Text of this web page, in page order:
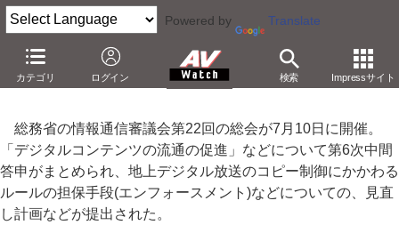
Powered by Translate
カテゴリ ログイン 検索 Impressサイト
地デジコピー制御の新方式含む第6次中間答申を提出
－年内に技術仕様策定とライセンス機関を準備
総務省の情報通信審議会第22回の総会が7月10日に開催。
「デジタルコンテンツの流通の促進」などについて第6次中間
答申がまとめられ、地上デジタル放送のコピー制御にかかわる
ルールの担保手段(エンフォースメント)などについての、見直
し計画などが提出された。